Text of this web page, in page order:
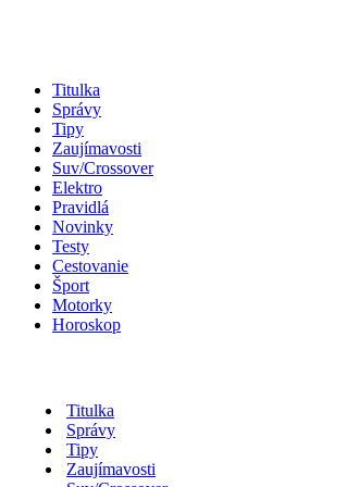
Titulka
Správy
Tipy
Zaujímavosti
Suv/Crossover
Elektro
Pravidlá
Novinky
Testy
Cestovanie
Šport
Motorky
Horoskop
Titulka
Správy
Tipy
Zaujímavosti